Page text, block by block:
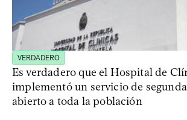
VERDADERO
Es verdadero que el Hospital de
implementó un servicio de
abierto a toda la población